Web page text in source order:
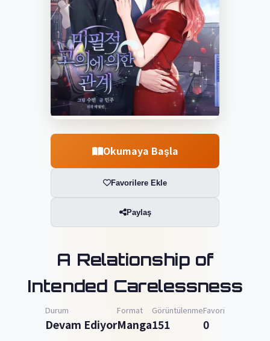
Okumaya Başla
Favorilere Ekle
Paylaş
A Relationship of
Intended Carelessness
Durum
Devam Ediyor
Format
Manga
Görüntülenme
151
Favori
0